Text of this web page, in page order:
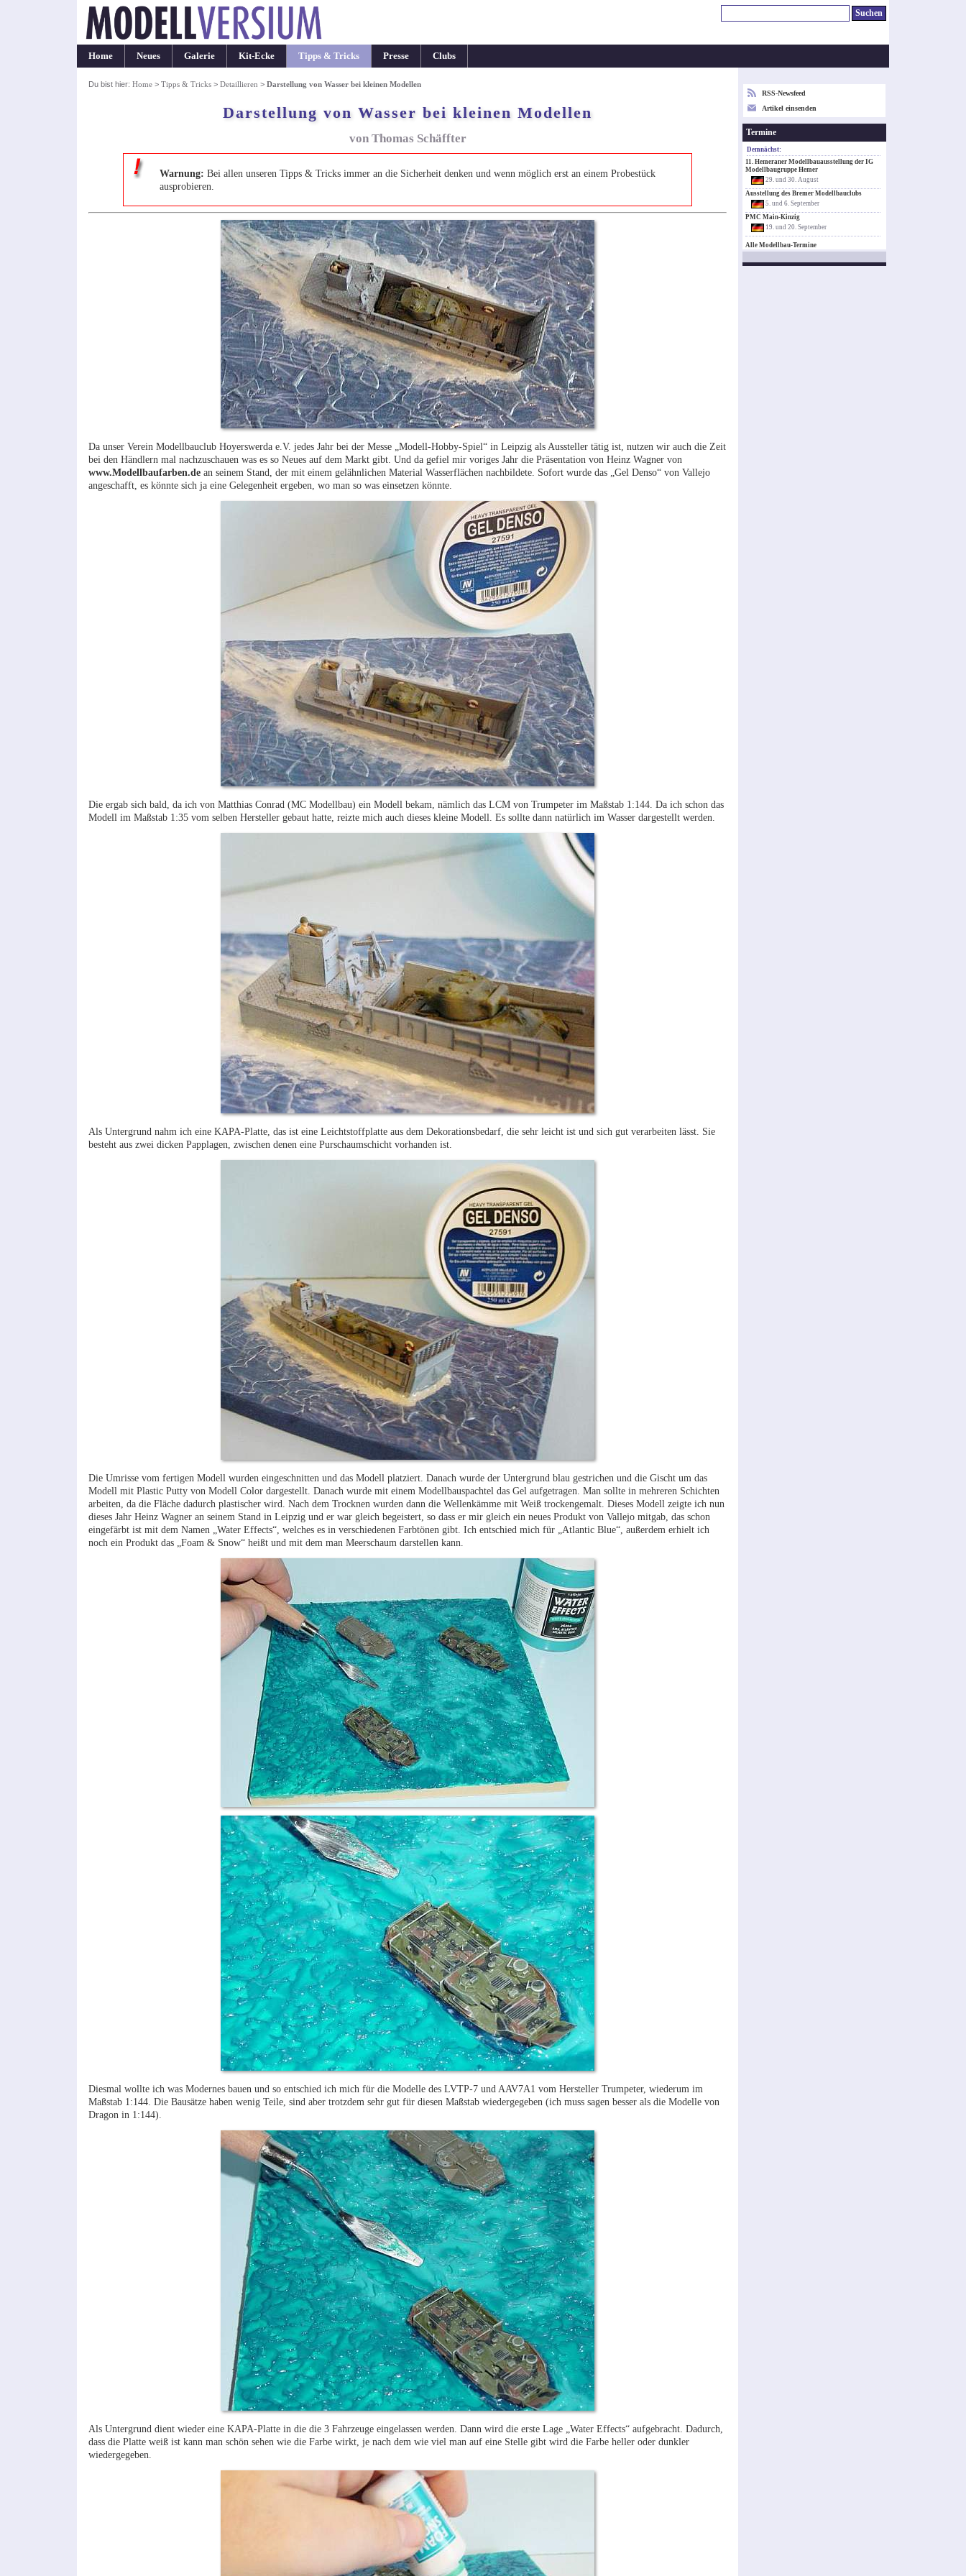
Home Neues Galerie Kit-Ecke Tipps & Tricks Presse Clubs
Du bist hier: Home> Tipps & Tricks> Detaillieren > Darstellung von Wasser bei kleinen Modellen
Darstellung von Wasser bei kleinen Modellen
von Thomas Schäffter
Warnung: Bei allen unseren Tipps & Tricks immer an die Sicherheit denken und wenn möglich erst an einem Probestück
ausprobieren.
Da unser Verein Modellbauclub Hoyerswerda e.V. jedes Jahr bei der Messe „Modell-Hobby-Spiel“ in Leipzig als Aussteller tätig ist, nutzen wir auch die Zeit
bei den Händlern mal nachzuschauen was es so Neues auf dem Markt gibt. Und da gefiel mir voriges Jahr die Präsentation von Heinz Wagner von
www.Modellbaufarben.dean seinem Stand, der mit einem gelähnlichen Material Wasserflächen nachbildete. Sofort wurde das „Gel Denso“ von Vallejo
angeschafft, es könnte sich ja eine Gelegenheit ergeben, wo man so was einsetzen könnte.
Die ergab sich bald, da ich von Matthias Conrad (MC Modellbau) ein Modell bekam, nämlich das LCM von Trumpeter im Maßstab 1:144. Da ich schon das
Modell im Maßstab 1:35 vom selben Hersteller gebaut hatte, reizte mich auch dieses kleine Modell. Es sollte dann natürlich im Wasser dargestellt werden.
Als Untergrund nahm ich eine KAPA-Platte, das ist eine Leichtstoffplatte aus dem Dekorationsbedarf, die sehr leicht ist und sich gut verarbeiten lässt. Sie
besteht aus zwei dicken Papplagen, zwischen denen eine Purschaumschicht vorhanden ist.
Die Umrisse vom fertigen Modell wurden eingeschnitten und das Modell platziert. Danach wurde der Untergrund blau gestrichen und die Gischt um das
Modell mit Plastic Putty von Modell Color dargestellt. Danach wurde mit einem Modellbauspachtel das Gel aufgetragen. Man sollte in mehreren Schichten
arbeiten, da die Fläche dadurch plastischer wird. Nach dem Trocknen wurden dann die Wellenkämme mit Weiß trockengemalt. Dieses Modell zeigte ich nun
dieses Jahr Heinz Wagner an seinem Stand in Leipzig und er war gleich begeistert, so dass er mir gleich ein neues Produkt von Vallejo mitgab, das schon
eingefärbt ist mit dem Namen „Water Effects“, welches es in verschiedenen Farbtönen gibt. Ich entschied mich für „Atlantic Blue“, außerdem erhielt ich
noch ein Produkt das „Foam & Snow“ heißt und mit dem man Meerschaum darstellen kann.
Diesmal wollte ich was Modernes bauen und so entschied ich mich für die Modelle des LVTP-7 und AAV7A1 vom Hersteller Trumpeter, wiederum im
Maßstab 1:144. Die Bausätze haben wenig Teile, sind aber trotzdem sehr gut für diesen Maßstab wiedergegeben (ich muss sagen besser als die Modelle von
Dragon in 1:144).
Als Untergrund dient wieder eine KAPA-Platte in die die 3 Fahrzeuge eingelassen werden. Dann wird die erste Lage „Water Effects“ aufgebracht. Dadurch,
dass die Platte weiß ist kann man schön sehen wie die Farbe wirkt, je nach dem wie viel man auf eine Stelle gibt wird die Farbe heller oder dunkler
wiedergegeben.
RSS-Newsfeed
Artikel einsenden
Termine
Demnächst:
11. Hemeraner Modellbauausstellung der IG
Modellbaugruppe Hemer
29. und 30. August
Ausstellung des Bremer Modellbauclubs
5. und 6. September
PMC Main-Kinzig
19. und 20. September
Alle Modellbau-Termine